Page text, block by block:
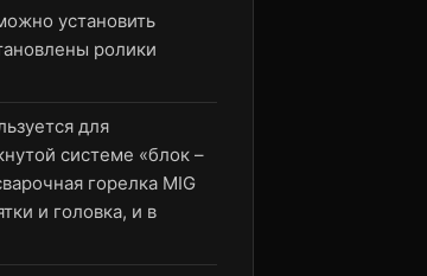
установить
ролики
для
системе «блок –
горелка MIG
и головка, и в